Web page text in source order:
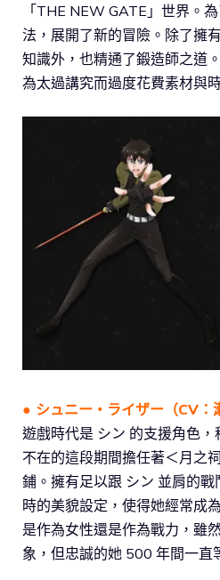
「THE NEW GATE」世界。
法，展開了新的冒險。除了擁
知識外，也精通了鍛造師之道
為太過講究而過度花費素材與
● シュニー・ライザー （CV：
遊戲時代是 シン 的支援角色
不在的這段期間擔任著＜月之
鋪。擁有足以跟 シン 並肩的
時的美貌設定，使得她經常成
是作為女性還是作為戰力，雖
象，但忠誠的她 500 年間一直